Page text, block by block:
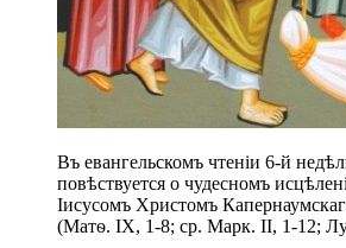
Въ евангельскомъ чтеніи 6-й
повѣствуется о чудесномъ
Іисусомъ Христомъ
(Матѳ. IX, 1-8; ср. Марк. II, 1-12;